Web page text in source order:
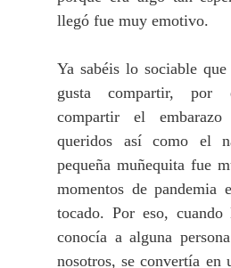
llegó fue muy emotivo.
Ya sabéis lo sociable
gusta compartir, por
compartir el
queridos así como el
pequeña muñequita fue
momentos de pandemia
tocado. Por eso,
conocía a alguna
nosotros, se convertía en